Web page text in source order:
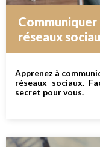
réseaux
Apprenez à
réseaux sociaux.
secret pour vous.